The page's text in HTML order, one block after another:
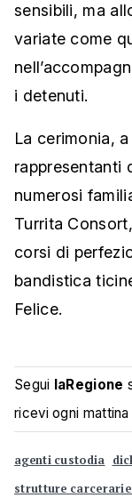
sensibili, ma
variate come
i detenuti.
La cerimonia,
rappresentanti
numerosi
Turrita
corsi di
bandistica
Felice.
Segui laRegione
ricevi ogni
agenti custodia
strutture